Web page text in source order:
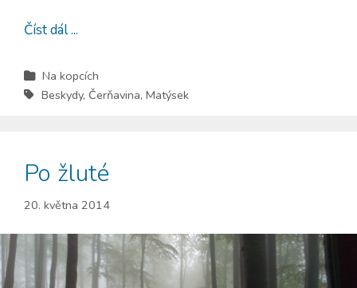
Číst dál ...
Na kopcích
Beskydy, Čerňavina, Matýsek
Po žluté
20. května 2014